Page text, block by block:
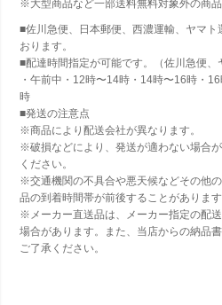
※大型商品など一部送料無料対象外の商品
■佐川急便、日本郵便、西濃運輸、ヤマ
おります。
■配達時間指定が可能です。（佐川急便、
・午前中・12時〜14時・14時〜16時・
時
■発送の注意点
※商品により配送会社が異なります。
※破損などにより、発送が適わない場合
ください。
※交通機関の不具合や悪天候などその他
品の到着時間帯が前後することがありま
※メーカー直送品は、メーカー指定の配
場合があります。また、当店からの納品
ご了承ください。